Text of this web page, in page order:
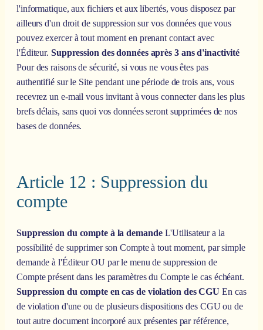
l'informatique, aux fichiers et aux libertés, vous disposez par
ailleurs d'un droit de suppression sur vos données que vous
pouvez exercer à tout moment en prenant contact avec
l'Éditeur. Suppression des données après 3 ans d'inactivité
Pour des raisons de sécurité, si vous ne vous êtes pas
authentifié sur le Site pendant une période de trois ans, vous
recevrez un e-mail vous invitant à vous connecter dans les plus
brefs délais, sans quoi vos données seront supprimées de nos
bases de données.
Article 12 : Suppression du
compte
Suppression du compte à la demandeL'Utilisateur a la
possibilité de supprimer son Compte à tout moment, par simple
demande à l'Éditeur OU par le menu de suppression de
Compte présent dans les paramètres du Compte le cas échéant.
Suppression du compte en cas de violation des CGU En cas
de violation d'une ou de plusieurs dispositions des CGU ou de
tout autre document incorporé aux présentes par référence,